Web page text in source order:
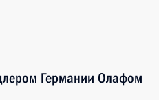
Германии Олафом